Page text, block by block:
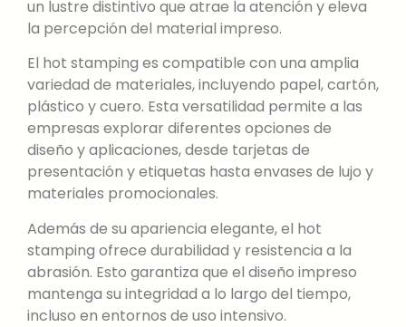
un lustre distintivo que atrae la atención y eleva
la percepción del material impreso.
El hot stamping es compatible con una amplia
variedad de materiales, incluyendo papel, cartón,
plástico y cuero. Esta versatilidad permite a las
empresas explorar diferentes opciones de
diseño y aplicaciones, desde tarjetas de
presentación y etiquetas hasta envases de lujo y
materiales promocionales.
Además de su apariencia elegante, el hot
stamping ofrece durabilidad y resistencia a la
abrasión. Esto garantiza que el diseño impreso
mantenga su integridad a lo largo del tiempo,
incluso en entornos de uso intensivo.